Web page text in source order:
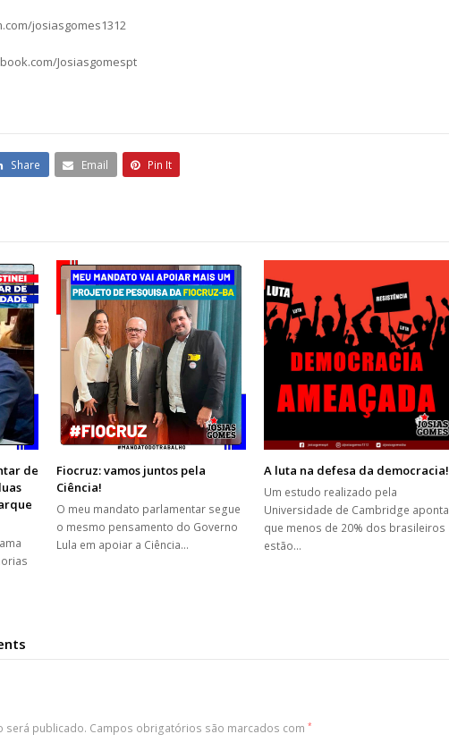
josiasgomes1312
Josiasgomespt
Share Email Pin It
de
Fiocruz: vamos juntos pela
Ciência!
O meu mandato parlamentar segue
o mesmo pensamento do Governo
Lula em apoiar a Ciência…
A luta na defesa da democracia!
Um estudo realizado pela
Universidade de Cambridge aponta
que menos de 20% dos brasileiros
estão…
será publicado. Campos obrigatórios são marcados com *